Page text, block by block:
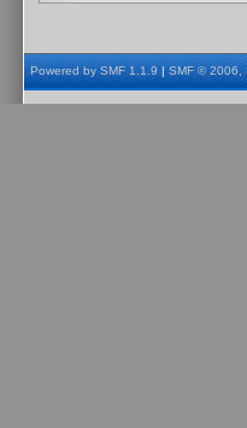
Powered by SMF 1.1.9|SMF © 2006,